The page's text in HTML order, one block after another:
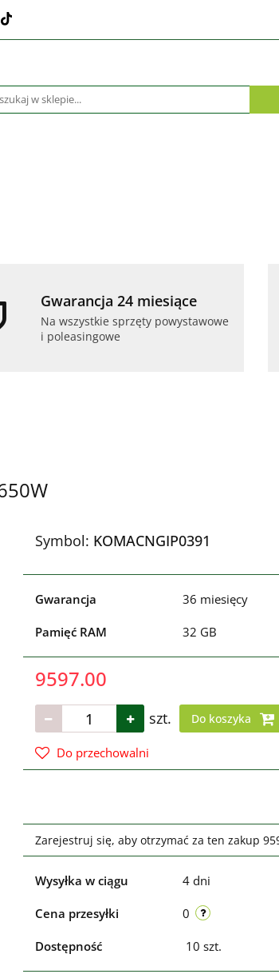
Telefony i tablety Serwis Praca
Gwarancja 24 miesiące
Na wszystkie sprzęty powystawowe
i poleasingowe
Symbol: KOMACNGIP0391
Gwarancja 36 miesięcy
Pamięć RAM 32 GB
9597.00
szt. Do koszyka
Do przechowalni
Zarejestruj się, aby otrzymać za ten zakup
Wysyłka w ciągu 4 dni
Cena przesyłki 0
Dostępność 10 szt.